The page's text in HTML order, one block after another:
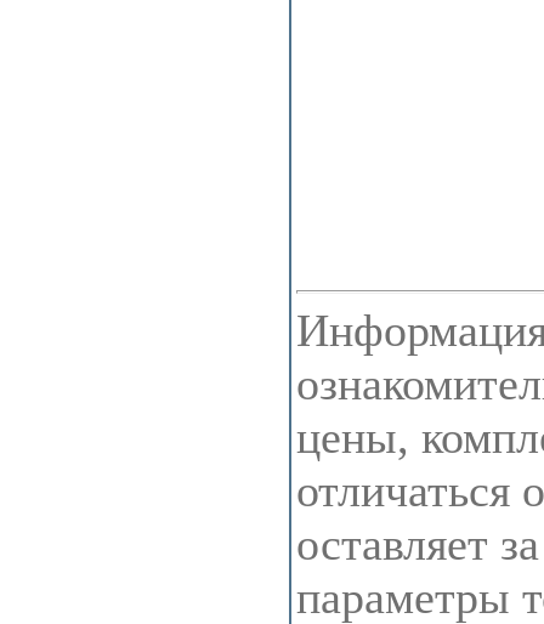
Информация
цены,
отличаться
оставляет
параметры